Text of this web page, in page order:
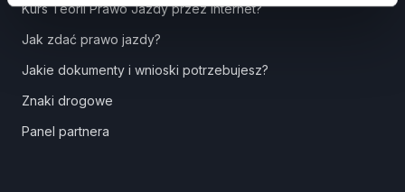
Kurs Teorii Prawo Jazdy przez Internet?
Jak zdać prawo jazdy?
Jakie dokumenty i wnioski potrzebujesz?
Znaki drogowe
Panel partnera